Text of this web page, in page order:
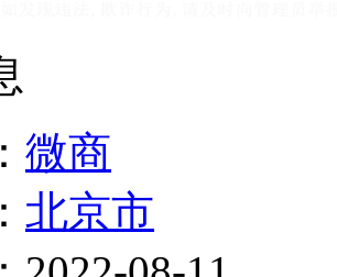
微商
北京市